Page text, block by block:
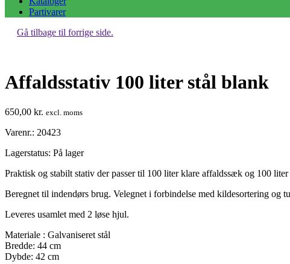
Partivarer
Gå tilbage til forrige side.
Affaldsstativ 100 liter stål blank
650,00 kr. excl. moms
Varenr.: 20423
Lagerstatus: På lager
Praktisk og stabilt stativ der passer til 100 liter klare affaldssæk og 100
Beregnet til indendørs brug. Velegnet i forbindelse med kildesortering og
Leveres usamlet med 2 løse hjul.
Materiale : Galvaniseret stål
Bredde: 44 cm
Dybde: 42 cm